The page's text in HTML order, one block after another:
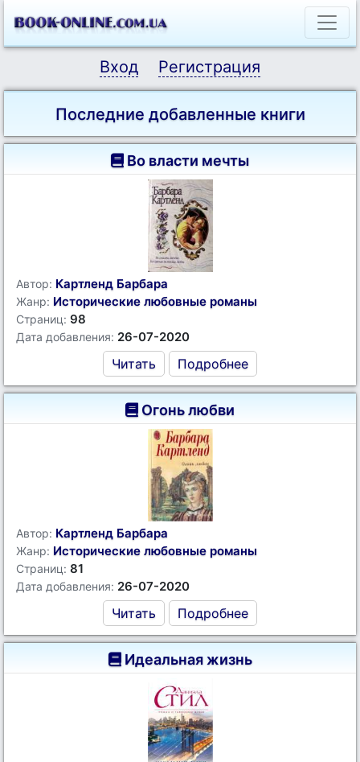
Вход Регистрация
Последние добавленные книги
Во власти мечты
Автор: Картленд Барбара
Жанр: Исторические любовные романы
Страниц: 98
Дата добавления: 26-07-2020
Читать Подробнее
Огонь любви
Автор: Картленд Барбара
Жанр: Исторические любовные романы
Страниц: 81
Дата добавления: 26-07-2020
Читать Подробнее
Идеальная жизнь